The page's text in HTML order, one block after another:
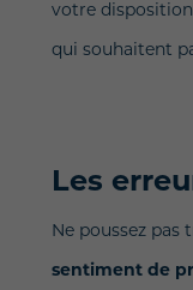
votre
qui souhaitent
Les
Ne poussez pas
sentiment de